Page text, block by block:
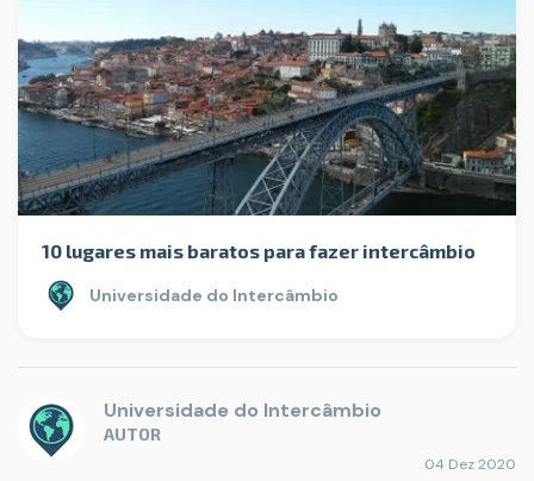
10 lugares mais baratos para fazer intercâmbio
Universidade do Intercâmbio
Universidade do Intercâmbio
AUTOR
04 Dez 2020